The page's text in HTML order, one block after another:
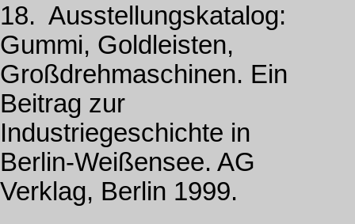
18. Ausstellungskatalog:
Gummi, Goldleisten,
Großdrehmaschinen. Ein
Beitrag zur
Industriegeschichte in
Berlin-Weißensee. AG
Verklag, Berlin 1999.